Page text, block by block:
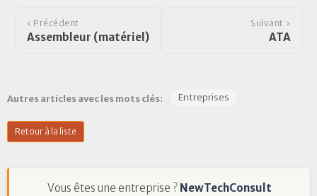
‹ Précédent
Assembleur (matériel)
Suivant ›
ATA
Autres articles avec les mots clés: Entreprises
Retour à la liste
Vous êtes une entreprise ? NewTechConsult